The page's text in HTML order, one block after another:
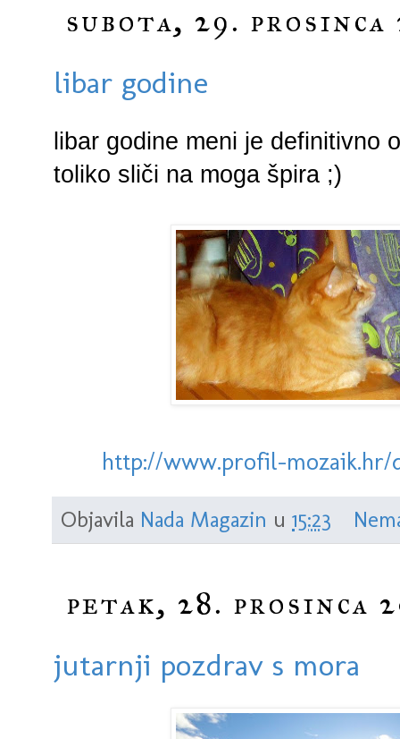
subota, 29. prosinca
libar godine
libar godine meni je definitivno
toliko sliči na moga špira ;)
http://www.profil-mozaik.hr/
Objavila Nada Magazin u 15:23
petak, 28. prosinca
jutarnji pozdrav s mora